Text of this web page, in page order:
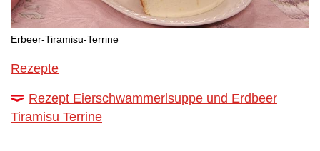
Erbeer-Tiramisu-Terrine
Rezepte
Rezept Eierschwammerlsuppe und Erdbeer
Tiramisu Terrine